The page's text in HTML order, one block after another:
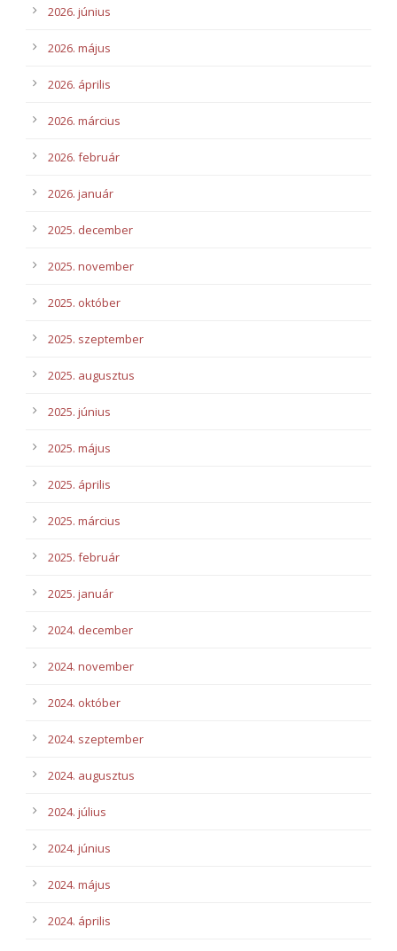
2026. június
2026. május
2026. április
2026. március
2026. február
2026. január
2025. december
2025. november
2025. október
2025. szeptember
2025. augusztus
2025. június
2025. május
2025. április
2025. március
2025. február
2025. január
2024. december
2024. november
2024. október
2024. szeptember
2024. augusztus
2024. július
2024. június
2024. május
2024. április